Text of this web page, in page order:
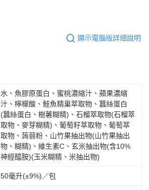
顯示電腦版詳細說明
水、魚膠原蛋白、蜜桃濃縮汁、蘋果濃縮
汁、檸檬酸、鮭魚精巢萃取物、蠶絲蛋白
(蠶絲蛋白、樹薯糊精)、石榴萃取物(石榴萃
取物、麥芽糊精)、葡萄籽萃取物、葡萄萃
取物、蒟蒻粉、山竹果抽出物(山竹果抽出
物、糊精)、維生素C、玄米抽出物(含10%
神經醯胺)(玉米糊精、米抽出物)
50毫升(±9%)／包